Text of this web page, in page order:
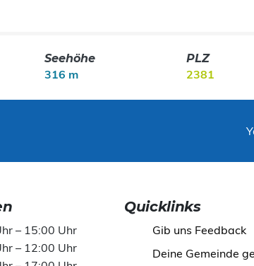
Seehöhe
316 m
PLZ
2381
– 15:00 Uhr
– 12:00 Uhr
Quicklinks
Gib uns Feedback
Deine Gemeinde